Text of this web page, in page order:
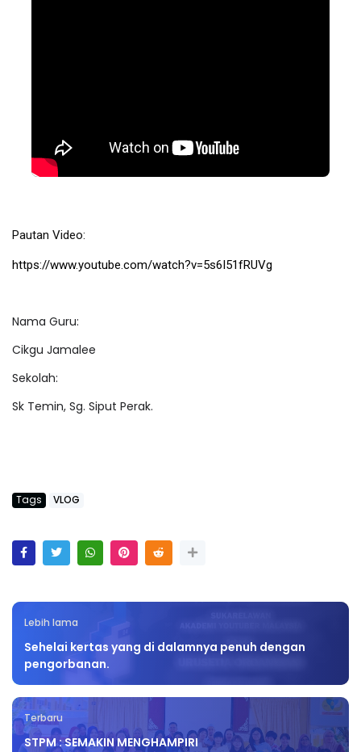
Pautan Video:
https://www.youtube.com/watch?v=5s6I51fRUVg
Nama Guru:
Cikgu Jamalee
Sekolah:
Sk Temin, Sg. Siput Perak.
Tags VLOG
Lebih lama
Sehelai kertas yang di dalamnya penuh dengan
pengorbanan.
Terbaru
STPM : SEMAKIN MENGHAMPIRI